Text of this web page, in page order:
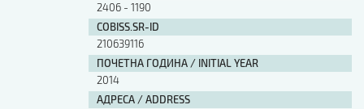
2406 - 1190
COBISS.SR-ID
210639116
ПОЧЕТНА ГОДИНА / INITIAL YEAR
2014
АДРЕСА / ADDRESS